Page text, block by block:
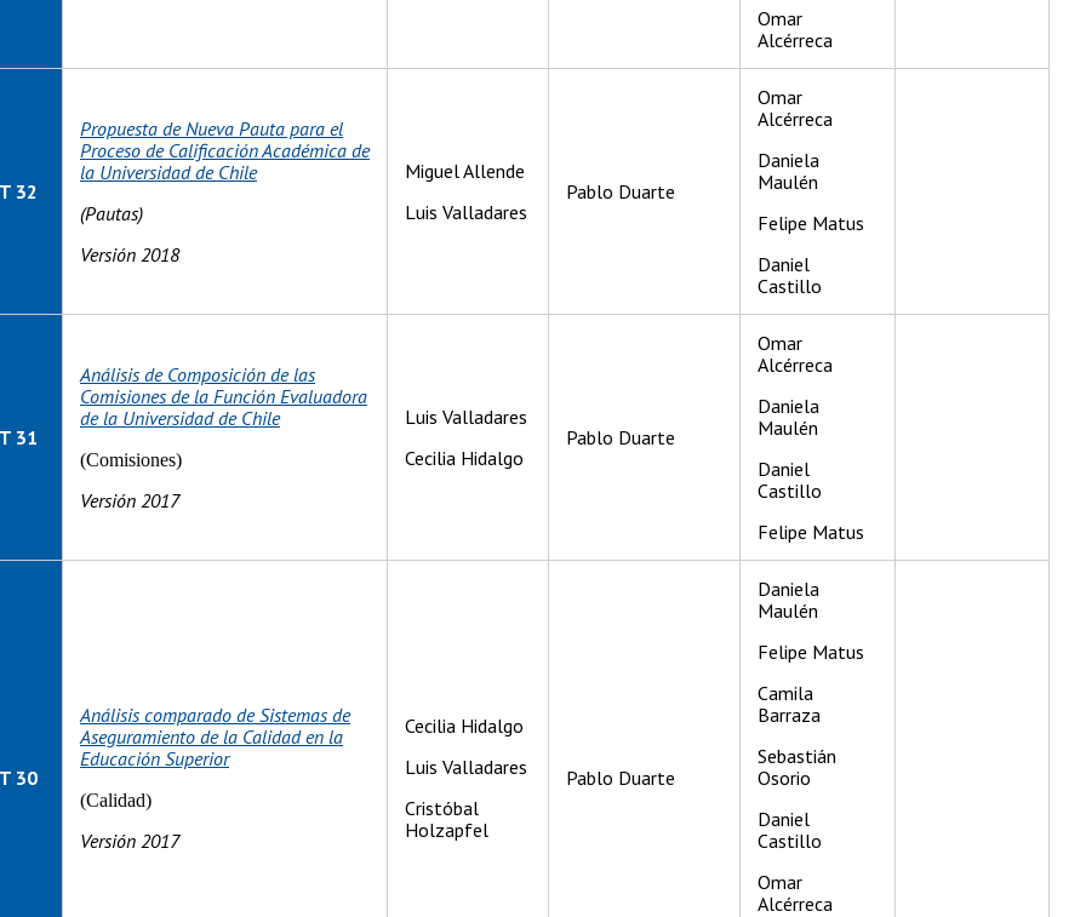
Omar
Alcérreca
32
Propuesta de Nueva Pauta para el
Proceso de Calificación Académica de
la Universidad de Chile
(Pautas)
Versión 2018
Miguel Allende
Luis Valladares
Pablo Duarte
Omar
Alcérreca
Daniela
Maulén
Felipe Matus
Daniel
Castillo
31
Análisis de Composición de las
Comisiones de la Función Evaluadora
de la Universidad de Chile
(Comisiones)
Versión 2017
Luis Valladares
Cecilia Hidalgo
Pablo Duarte
Omar
Alcérreca
Daniela
Maulén
Daniel
Castillo
Felipe Matus
30
Análisis comparado de Sistemas de
Aseguramiento de la Calidad en la
Educación Superior
(Calidad)
Versión 2017
Cecilia Hidalgo
Luis Valladares
Cristóbal
Holzapfel
Pablo Duarte
Daniela
Maulén
Felipe Matus
Camila
Barraza
Sebastián
Osorio
Daniel
Castillo
Omar
Alcérreca